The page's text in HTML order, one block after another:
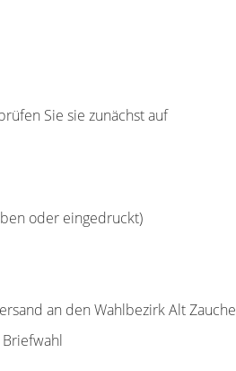
Sie sie zunächst auf
oder eingedruckt)
an den Wahlbezirk Alt Zauche